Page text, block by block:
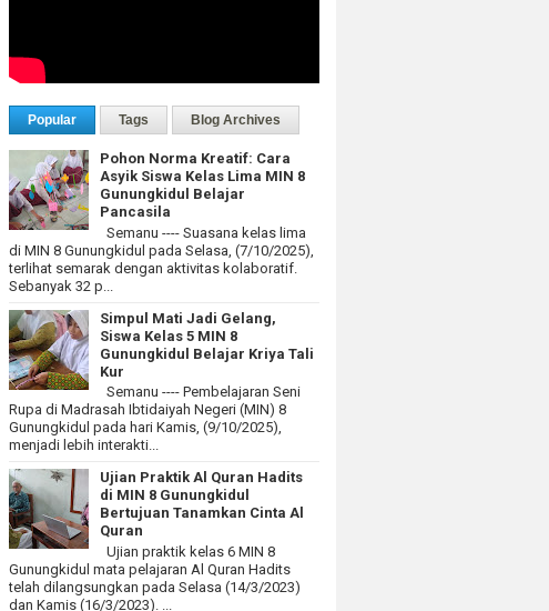
Popular Tags Blog Archives
Pohon Norma Kreatif: Cara
Asyik Siswa Kelas Lima MIN 8
Gunungkidul Belajar
Pancasila
Semanu ---- Suasana kelas lima
di MIN 8 Gunungkidul pada Selasa, (7/10/2025),
terlihat semarak dengan aktivitas kolaboratif.
Sebanyak 32 p...
Simpul Mati Jadi Gelang,
Siswa Kelas 5 MIN 8
Gunungkidul Belajar Kriya Tali
Kur
Semanu ---- Pembelajaran Seni
Rupa di Madrasah Ibtidaiyah Negeri (MIN) 8
Gunungkidul pada hari Kamis, (9/10/2025),
menjadi lebih interakti...
Ujian Praktik Al Quran Hadits
di MIN 8 Gunungkidul
Bertujuan Tanamkan Cinta Al
Quran
Ujian praktik kelas 6 MIN 8
Gunungkidul mata pelajaran Al Quran Hadits
telah dilangsungkan pada Selasa (14/3/2023)
dan Kamis (16/3/2023). ...